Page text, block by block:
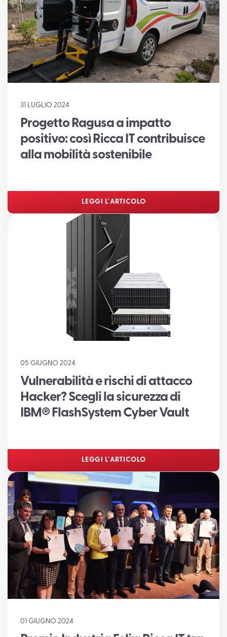
31 LUGLIO 2024
Progetto Ragusa a impatto
positivo: così Ricca IT contribuisce
alla mobilità sostenibile
LEGGI L'ARTICOLO
05 GIUGNO 2024
Vulnerabilità e rischi di attacco
Hacker? Scegli la sicurezza di
IBM® FlashSystem Cyber Vault
LEGGI L'ARTICOLO
01 GIUGNO 2024